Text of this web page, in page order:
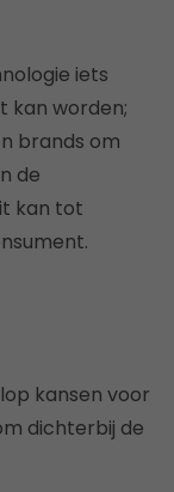
iets
kan worden;
brands om
de
kan tot
kansen voor
dichterbij de